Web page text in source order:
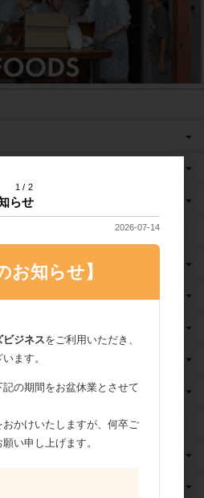
1 2
らせ
2026-07-14
お知らせ】
ビジネスをご利用いただき、
ます。
の期間をお盆休業とさせて
かけいたしますが、何卒ご
い申し上げます。